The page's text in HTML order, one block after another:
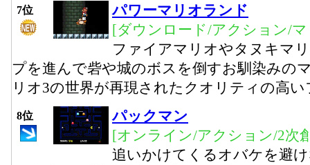
7位
パワーマリオランド
[ダウンロード/アクション/
ファイアマリオやタヌキマ
プを進んで砦や城のボスを倒すお馴染みの
リオ3の世界が再現されたクオリティの高
8位
パックマン
[オンライン/アクション/2次
追いかけてくるオバケを避